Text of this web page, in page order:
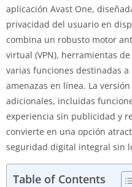
aplicación Avast One,
privacidad del usuario en
combina un robusto motor
virtual (VPN), herramientas
varias funciones destinadas
amenazas en línea. La
adicionales, incluidas
experiencia sin publicidad y
convierte en una opción
seguridad digital integral sin
Table of Contents